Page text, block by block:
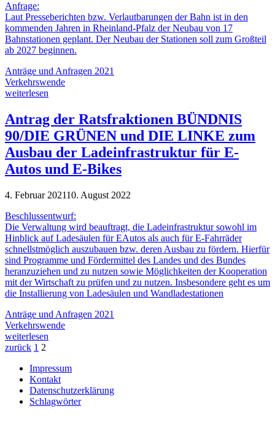
Anfrage:
Laut Presseberichten bzw. Verlautbarungen der Bahn ist in den
kommenden Jahren in Rheinland-Pfalz der Neubau von 17
Bahnstationen geplant. Der Neubau der Stationen soll zum Großteil
ab 2027 beginnen.
Anträge und Anfragen 2021
Verkehrswende
weiterlesen
Antrag der Ratsfraktionen BÜNDNIS
90/DIE GRÜNEN und DIE LINKE zum
Ausbau der Ladeinfrastruktur für E-
Autos und E-Bikes
4. Februar 202110. August 2022
Beschlussentwurf:
Die Verwaltung wird beauftragt, die Ladeinfrastruktur sowohl im
Hinblick auf Ladesäulen für EAutos als auch für E-Fahrräder
schnellstmöglich auszubauen bzw. deren Ausbau zu fördern. Hierfür
sind Programme und Fördermittel des Landes und des Bundes
heranzuziehen und zu nutzen sowie Möglichkeiten der Kooperation
mit der Wirtschaft zu prüfen und zu nutzen. Insbesondere geht es um
die Installierung von Ladesäulen und Wandladestationen
Anträge und Anfragen 2021
Verkehrswende
weiterlesen
zurück 1 2
Impressum
Kontakt
Datenschutzerklärung
Schlagwörter